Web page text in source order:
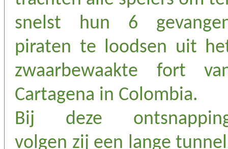
snelst hun 6
piraten te loodsen uit
zwaarbewaakte fort
Cartagena in Colombia.
Bij deze
volgen zij een lange